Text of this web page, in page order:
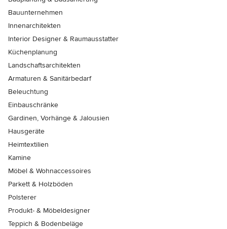
Bauunternehmen
Innenarchitekten
Interior Designer & Raumausstatter
Küchenplanung
Landschaftsarchitekten
Armaturen & Sanitärbedarf
Beleuchtung
Einbauschränke
Gardinen, Vorhänge & Jalousien
Hausgeräte
Heimtextilien
Kamine
Möbel & Wohnaccessoires
Parkett & Holzböden
Polsterer
Produkt- & Möbeldesigner
Teppich & Bodenbeläge